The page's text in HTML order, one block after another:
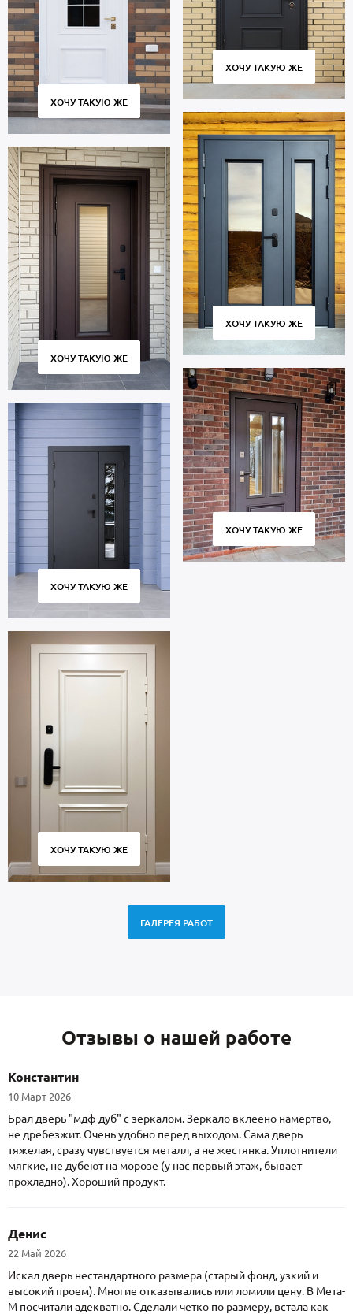
ХОЧУ ТАКУЮ ЖЕ
ХОЧУ ТАКУЮ ЖЕ
ХОЧУ ТАКУЮ ЖЕ
ХОЧУ ТАКУЮ ЖЕ
ХОЧУ ТАКУЮ ЖЕ
ХОЧУ ТАКУЮ ЖЕ
ХОЧУ ТАКУЮ ЖЕ
ГАЛЕРЕЯ РАБОТ
Отзывы о нашей работе
Константин
10 Март 2026
Брал дверь "мдф дуб" с зеркалом. Зеркало вклеено намертво,
не дребезжит. Очень удобно перед выходом. Сама дверь
тяжелая, сразу чувствуется металл, а не жестянка. Уплотнители
мягкие, не дубеют на морозе (у нас первый этаж, бывает
прохладно). Хороший продукт.
Денис
22 Май 2026
Искал дверь нестандартного размера (старый фонд, узкий и
высокий проем). Многие отказывались или ломили цену. В Мета-
М посчитали адекватно. Сделали четко по размеру, встала как